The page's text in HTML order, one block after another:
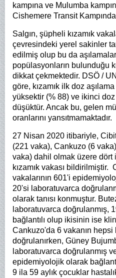
kampına ve Mulumba
Cishemere Transit
Salgın, şüpheli kızamık
çevresindeki yerel sakinler
edilmiş olup bu da
popülasyonların bulunduğu
dikkat çekmektedir. DSÖ /
göre, kızamık ilk doz
yüksektir (% 88) ve ikinci
düşüktür. Ancak bu, gelen
oranlarını yansıtmamaktadır.
27 Nisan 2020 itibariyle,
(221 vaka), Cankuzo (6
vaka) dahil olmak üzere dört
kızamık vakası bildirilmiştir.
vakalarının 601'i
20'si laboratuvarca
olarak tanısı konmuştur.
laboratuvarca doğrulanmış,
bağlantılı olup ikisinin ise
Cankuzo'da 6 vakanın hepsi
doğrulanırken, Güney
laboratuvarca doğrulanmış
epidemiyolojik olarak
9 ila 59 aylık çocuklar